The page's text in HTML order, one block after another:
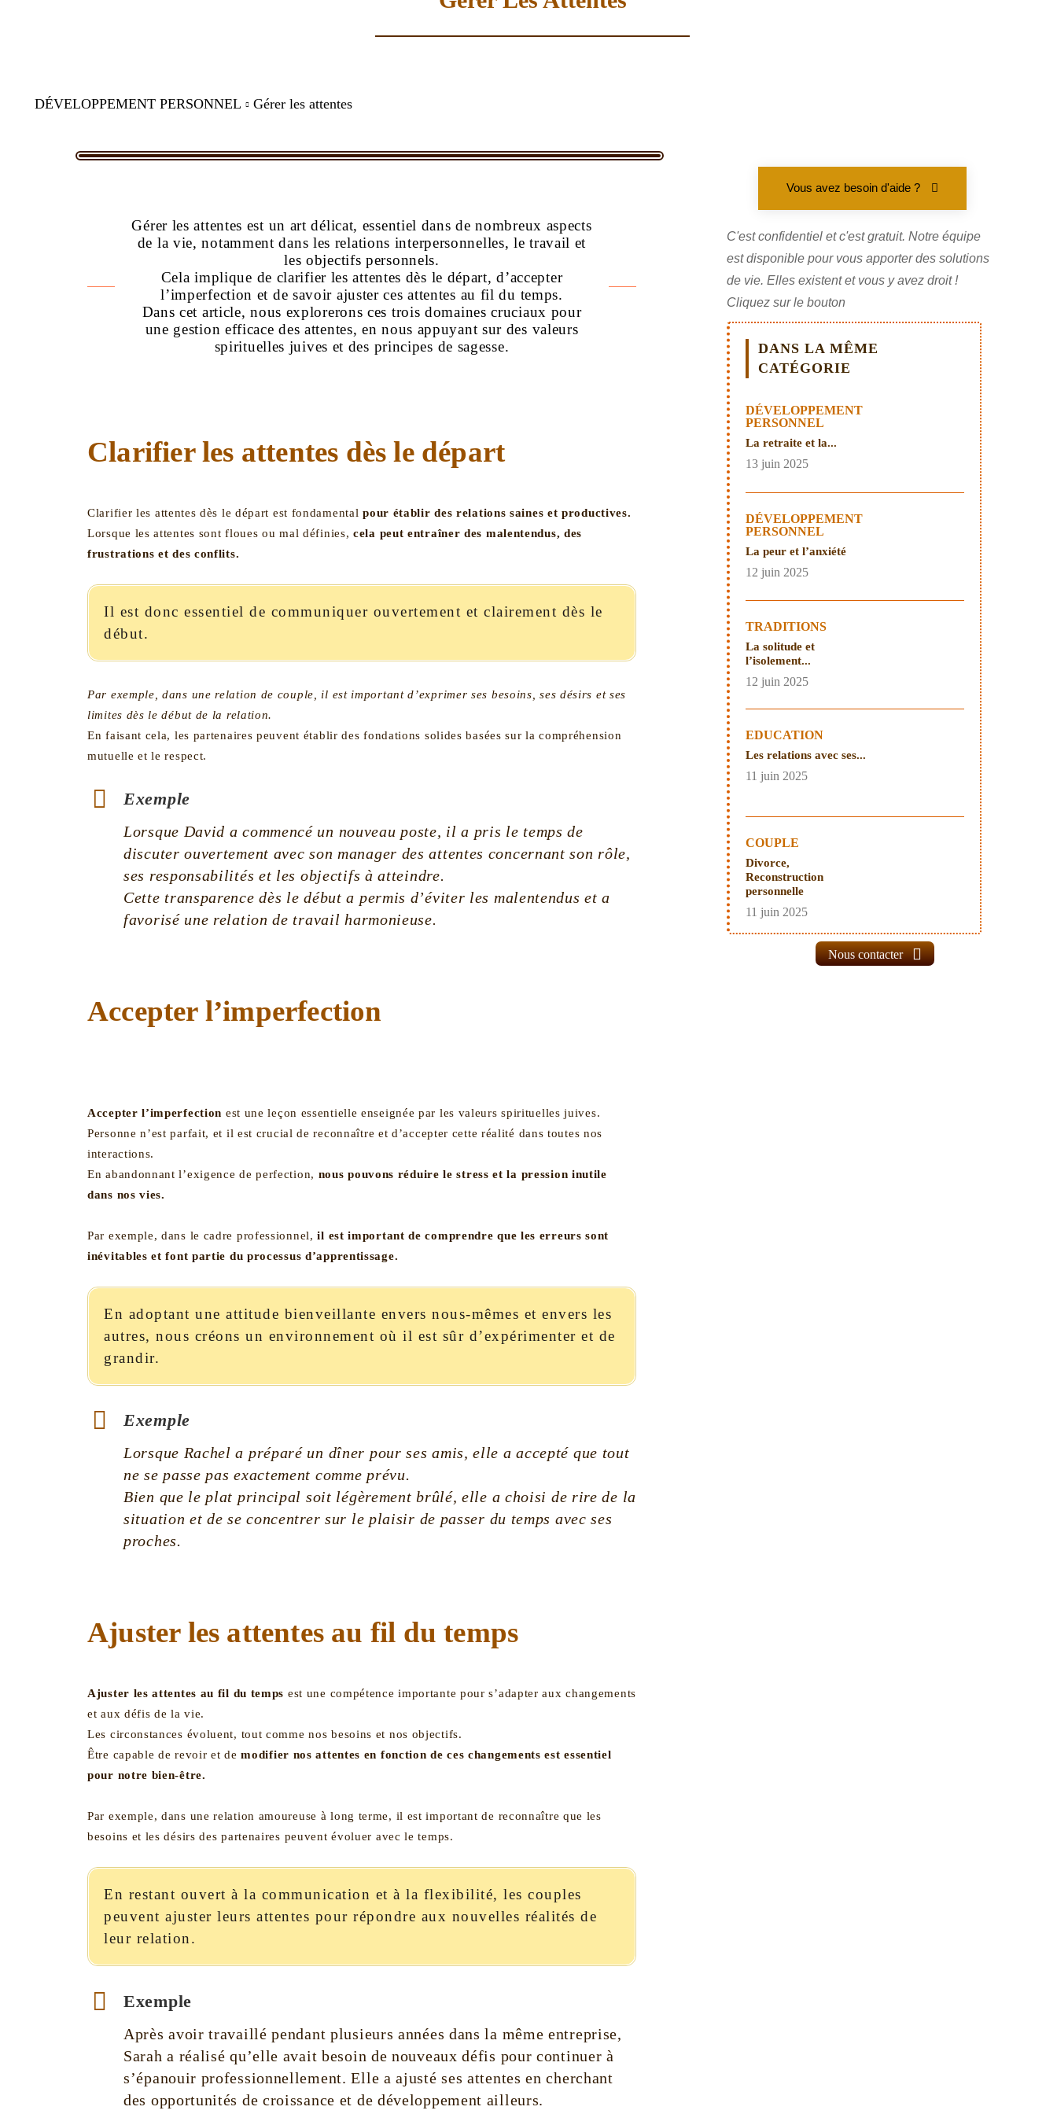
DÉVELOPPEMENT PERSONNEL Gérer les attentes
Gérer les attentes est un art délicat, essentiel dans de nombreux aspects
de la vie, notamment dans les relations interpersonnelles, le travail et
les objectifs personnels.
Cela implique de clarifier les attentes dès le départ, d’accepter
l’imperfection et de savoir ajuster ces attentes au fil du temps.
Dans cet article, nous explorerons ces trois domaines cruciaux pour
une gestion efficace des attentes, en nous appuyant sur des valeurs
spirituelles juives et des principes de sagesse.
Clarifier les attentes dès le départ
Clarifier les attentes dès le départ est fondamentalpour établir des relations saines et productives.
Lorsque les attentes sont floues ou mal définies, cela peut entraîner des malentendus, des
frustrations et des conflits.
Il est donc essentiel de communiquer ouvertement et clairement dès le
début.
Par exemple, dans une relation de couple, il est important d’exprimer ses besoins, ses désirs et ses
limites dès le début de la relation.
En faisant cela, les partenaires peuvent établir des fondations solides basées sur la compréhension
mutuelle et le respect.
Exemple
Lorsque David a commencé un nouveau poste, il a pris le temps de
discuter ouvertement avec son manager des attentes concernant son rôle,
ses responsabilités et les objectifs à atteindre.
Cette transparence dès le début a permis d’éviter les malentendus et a
favorisé une relation de travail harmonieuse.
Accepter l’imperfection
Accepter l’imperfection est une leçon essentielle enseignée par les valeurs spirituelles juives.
Personne n’est parfait, et il est crucial de reconnaître et d’accepter cette réalité dans toutes nos
interactions.
En abandonnant l’exigence de perfection, nous pouvons réduire le stress et la pression inutile
dans nos vies.
Par exemple, dans le cadre professionnel,il est important de comprendre que les erreurs sont
inévitables et font partie du processus d’apprentissage.
En adoptant une attitude bienveillante envers nous-mêmes et envers les
autres, nous créons un environnement où il est sûr d’expérimenter et de
grandir.
Exemple
Lorsque Rachel a préparé un dîner pour ses amis, elle a accepté que tout
ne se passe pas exactement comme prévu.
Bien que le plat principal soit légèrement brûlé, elle a choisi de rire de la
situation et de se concentrer sur le plaisir de passer du temps avec ses
proches.
Ajuster les attentes au fil du temps
Ajuster les attentes au fil du temps est une compétence importante pour s’adapter aux changements
et aux défis de la vie.
Les circonstances évoluent, tout comme nos besoins et nos objectifs.
Être capable de revoir et demodifier nos attentes en fonction de ces changements est essentiel
pour notre bien-être.
Par exemple, dans une relation amoureuse à long terme, il est important de reconnaître que les
besoins et les désirs des partenaires peuvent évoluer avec le temps.
En restant ouvert à la communication et à la flexibilité, les couples
peuvent ajuster leurs attentes pour répondre aux nouvelles réalités de
leur relation.
Exemple
Après avoir travaillé pendant plusieurs années dans la même entreprise,
Sarah a réalisé qu’elle avait besoin de nouveaux défis pour continuer à
s’épanouir professionnellement. Elle a ajusté ses attentes en cherchant
des opportunités de croissance et de développement ailleurs.
Vous avez besoin d'aide ?
C'est confidentiel et c'est gratuit. Notre équipe
est disponible pour vous apporter des solutions
de vie. Elles existent et vous y avez droit !
Cliquez sur le bouton
DANS LA MÊME
CATÉGORIE
DÉVELOPPEMENT
PERSONNEL
La retraite et la...
13 juin 2025
DÉVELOPPEMENT
PERSONNEL
La peur et l’anxiété
12 juin 2025
TRADITIONS
La solitude et
l’isolement...
12 juin 2025
EDUCATION
Les relations avec ses...
11 juin 2025
COUPLE
Divorce,
Reconstruction
personnelle
11 juin 2025
Nous contacter